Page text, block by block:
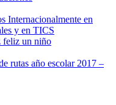
Internacionalmente en
y en TICS
feliz un niño
rutas año escolar 2017 –